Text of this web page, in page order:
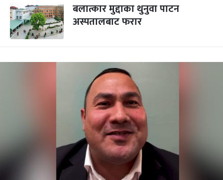
बलात्कार मुद्दाका थुनुवा पाटन
अस्पतालबाट फरार